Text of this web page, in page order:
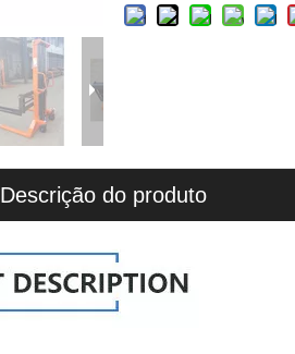
Descrição do produto